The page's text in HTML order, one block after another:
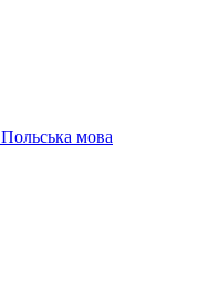
Польська мова